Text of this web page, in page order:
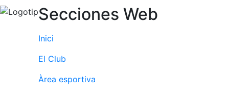
Secciones Web
Inici
El Club
Àrea esportiva